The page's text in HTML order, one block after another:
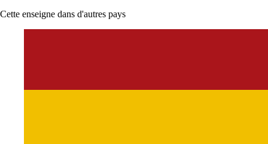
Cette enseigne dans d'autres pays